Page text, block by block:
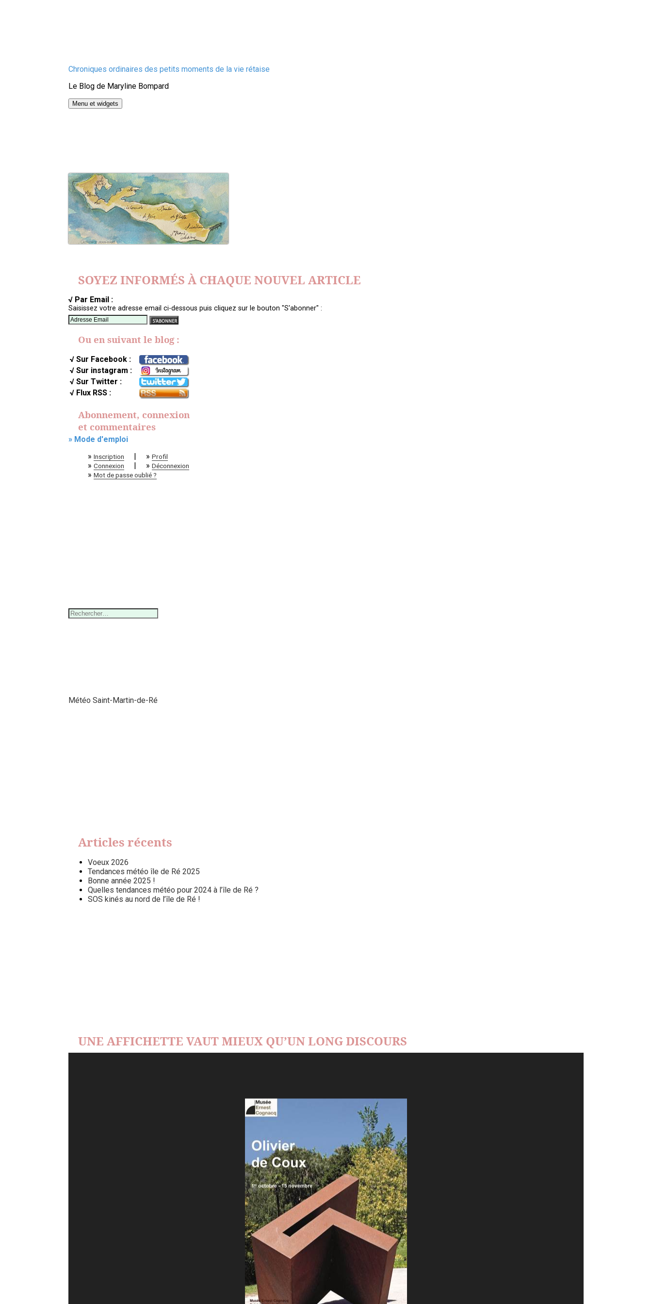
Chroniques ordinaires des petits moments de la vie rétaise
Le Blog de Maryline Bompard
Menu et widgets
SOYEZ INFORMÉS À CHAQUE NOUVEL ARTICLE
√ Par Email :
Saisissez votre adresse email ci-dessous puis cliquez sur le bouton "S'abonner" :
Ou en suivant le blog :
√ Sur Facebook :
√ Sur instagram :
√ Sur Twitter :
√ Flux RSS :
Abonnement, connexion
et commentaires
» Mode d'emploi
» Inscription » Profil
» Connexion » Déconnexion
» Mot de passe oublié ?
Rechercher :
Météo Saint-Martin-de-Ré
Articles récents
Voeux 2026
Tendances météo île de Ré 2025
Bonne année 2025 !
Quelles tendances météo pour 2024 à l’île de Ré ?
SOS kinés au nord de l’île de Ré !
UNE AFFICHETTE VAUT MIEUX QU’UN LONG DISCOURS